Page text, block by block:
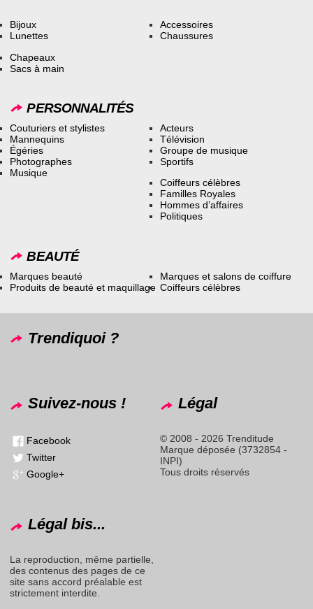
Bijoux
Lunettes
Accessoires
Chaussures
Chapeaux
Sacs à main
PERSONNALITÉS
Couturiers et stylistes
Mannequins
Égéries
Photographes
Musique
Acteurs
Télévision
Groupe de musique
Sportifs
Coiffeurs célèbres
Familles Royales
Hommes d’affaires
Politiques
BEAUTÉ
Marques beauté
Produits de beauté et maquillage
Marques et salons de coiffure
Coiffeurs célèbres
Trendiquoi ?
Suivez-nous !
Facebook
Twitter
Google+
Légal
© 2008 - 2026 Trenditude
Marque déposée (3732854 -
INPI)
Tous droits réservés
Légal bis...
La reproduction, même partielle,
des contenus des pages de ce
site sans accord préalable est
strictement interdite.